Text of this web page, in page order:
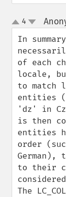
up
down
4
In
of each
locale,
to match
entities
'dz' in
is then
entities
order
German),
to their
The